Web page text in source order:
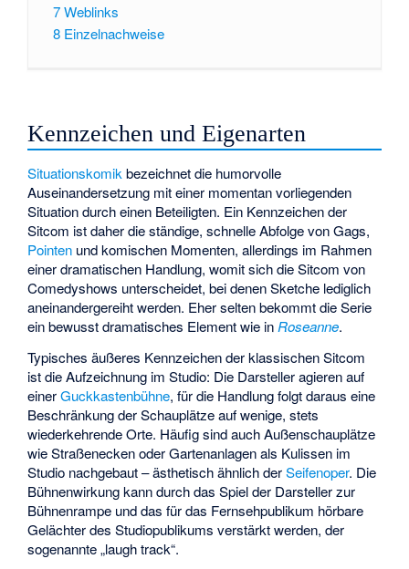
7Weblinks
8 Einzelnachweise
Kennzeichen und Eigenarten
Situationskomik bezeichnet die humorvolle
Auseinandersetzung mit einer momentan vorliegenden
Situation durch einen Beteiligten. Ein Kennzeichen der
Sitcom ist daher die ständige, schnelle Abfolge von Gags,
Pointen und komischen Momenten, allerdings im Rahmen
einer dramatischen Handlung, womit sich die Sitcom von
Comedyshows unterscheidet, bei denen Sketche lediglich
aneinandergereiht werden. Eher selten bekommt die Serie
ein bewusst dramatisches Element wie in Roseanne.
Typisches äußeres Kennzeichen der klassischen Sitcom
ist die Aufzeichnung im Studio: Die Darsteller agieren auf
einerGuckkastenbühne, für die Handlung folgt daraus eine
Beschränkung der Schauplätze auf wenige, stets
wiederkehrende Orte. Häufig sind auch Außenschauplätze
wie Straßenecken oder Gartenanlagen als Kulissen im
Studio nachgebaut – ästhetisch ähnlich derSeifenoper. Die
Bühnenwirkung kann durch das Spiel der Darsteller zur
Bühnenrampe und das für das Fernsehpublikum hörbare
Gelächter des Studiopublikums verstärkt werden, der
sogenannte „laugh track“.